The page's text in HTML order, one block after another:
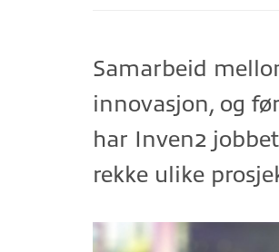
Samarbeid
innovasjon, og
har Inven2
rekke ulike